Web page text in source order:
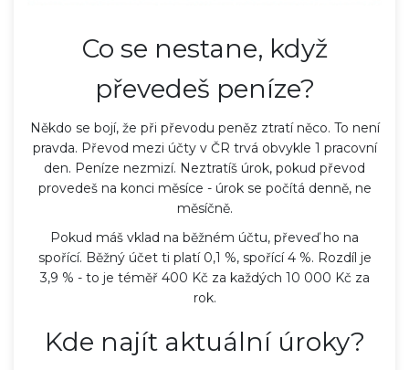
Co se nestane, když
převedeš peníze?
Někdo se bojí, že při převodu peněz ztratí něco. To není
pravda. Převod mezi účty v ČR trvá obvykle 1 pracovní
den. Peníze nezmizí. Neztratíš úrok, pokud převod
provedeš na konci měsíce - úrok se počítá denně, ne
měsíčně.
Pokud máš vklad na běžném účtu, převeď ho na
spořící. Běžný účet ti platí 0,1 %, spořící 4 %. Rozdíl je
3,9 % - to je téměř 400 Kč za každých 10 000 Kč za
rok.
Kde najít aktuální úroky?